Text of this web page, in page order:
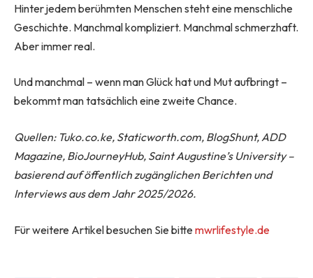
Hinter jedem berühmten Menschen steht eine menschliche
Geschichte. Manchmal kompliziert. Manchmal schmerzhaft.
Aber immer real.
Und manchmal – wenn man Glück hat und Mut aufbringt –
bekommt man tatsächlich eine zweite Chance.
Quellen: Tuko.co.ke, Staticworth.com, BlogShunt, ADD
Magazine, BioJourneyHub, Saint Augustine’s University –
basierend auf öffentlich zugänglichen Berichten und
Interviews aus dem Jahr 2025/2026.
Für weitere Artikel besuchen Sie bittemwrlifestyle.de